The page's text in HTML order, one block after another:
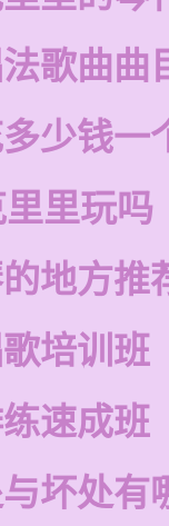
歌曲曲
少钱一
里玩吗
地方推
培训班
速成班
坏处有